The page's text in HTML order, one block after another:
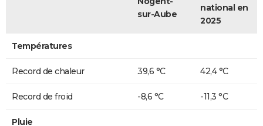
sur-Aube
national en
2025
Températures
Record de chaleur 39,6 °C 42,4 °C
Record de froid -8,6 °C -11,3 °C
Pluie